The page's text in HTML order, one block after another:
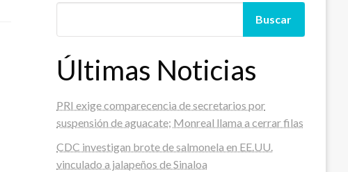
Buscar
Últimas Noticias
PRI exige comparecencia de secretarios por
suspensión de aguacate; Monreal llama a cerrar filas
CDC investigan brote de salmonela en EE.UU.
vinculado a jalapeños de Sinaloa